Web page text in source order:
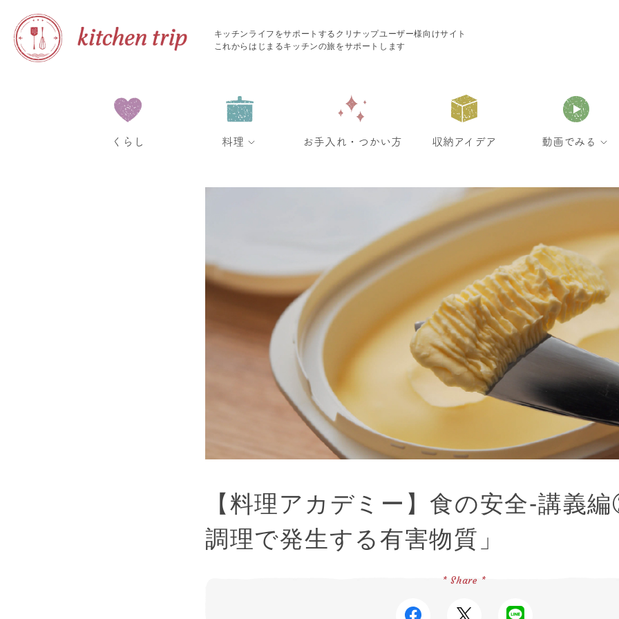
キッチンライフをサポートするクリナップユーザー様向けサイト
これからはじまるキッチンの旅をサポートします
くらし 料理 お手入れ・つかい方 収納アイデア 動画でみる
【料理アカデミー】食の安全-講義
調理で発生する有害物質」
* Share *